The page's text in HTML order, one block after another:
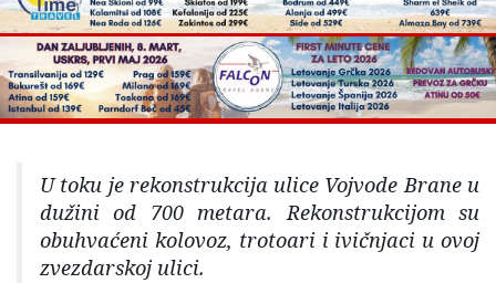
U toku je rekonstrukcija ulice Vojvode Brane u
dužini od 700 metara. Rekonstrukcijom su
obuhvaćeni kolovoz, trotoari i ivičnjaci u ovoj
zvezdarskoj ulici.